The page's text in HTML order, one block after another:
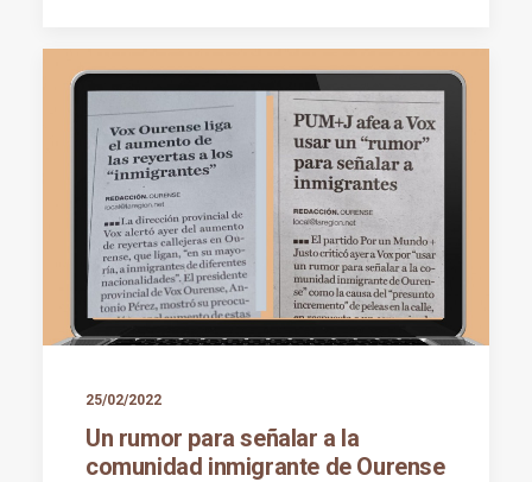
25/02/2022
Un rumor para señalar a la
comunidad inmigrante de Ourense